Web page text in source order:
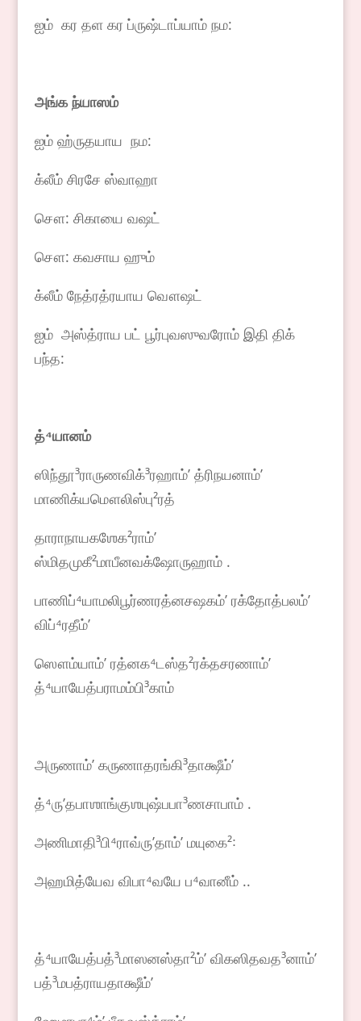
ஐம் கர தள கர ப்ருஷ்டாப்யாம் நம:
அங்கந்யாஸம்
ஐம் ஹ்ருதயாய நம:
க்லீம் சிரசே ஸ்வாஹா
சௌ: சிகாயை வஷட்
சௌ: கவசாய ஹும்
க்லீம் நேத்ரத்ரயாய வௌஷட்
ஐம் அஸ்த்ராய பட் பூர்புவஸுவரோம் இதி திக்
பந்த:
த்⁴யானம்
ஸிந்தூ³ராருணவிக்³ரஹாம்ʼ த்ரிநயனாம்ʼ
மாணிக்யமௌலிஸ்பு²ரத்
தாராநாயகஶேக²ராம்ʼ
ஸ்மிதமுகீ²மாபீனவக்ஷோருஹாம் .
பாணிப்⁴யாமலிபூர்ணரத்னசஷகம்ʼ ரக்தோத்பலம்ʼ
விப்⁴ரதீம்ʼ
ஸௌம்யாம்ʼ ரத்னக⁴டஸ்த²ரக்தசரணாம்ʼ
த்⁴யாயேத்பராமம்பி³காம்
அருணாம்ʼ கருணாதரங்கி³தாக்ஷீம்ʼ
த்⁴ருʼதபாஶாங்குஶபுஷ்பபா³ணசாபாம் .
அணிமாதி³பி⁴ராவ்ருʼதாம்ʼ மயுகை²꞉
அஹமித்யேவ விபா⁴வயே ப⁴வானீம் ..
த்⁴யாயேத்பத்³மாஸனஸ்தா²ம்ʼ விகஸிதவத³னாம்ʼ
பத்³மபத்ராயதாக்ஷீம்ʼ